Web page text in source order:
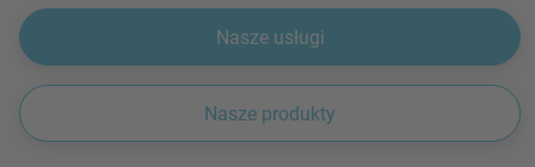
Nasze usługi
Nasze produkty